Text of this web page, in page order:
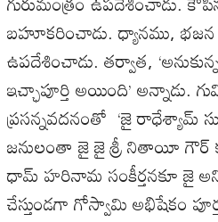
బహూకరించాడు. ధ్యానము,
ఉపదేశించాడు. తర్వాత,
ఇచ్ఛాపూర్తి అయింది’ అన్నాడు.
ప్రసన్నవదనంతో ‘జై రాధేశ్యామ్
జనులంతా జై జై శ్రీ నితాయీ గౌర్
ధామ్ హరినామ సంకీర్తనకూ జై
చేస్తుండగా గోస్వామి అభిషేకం